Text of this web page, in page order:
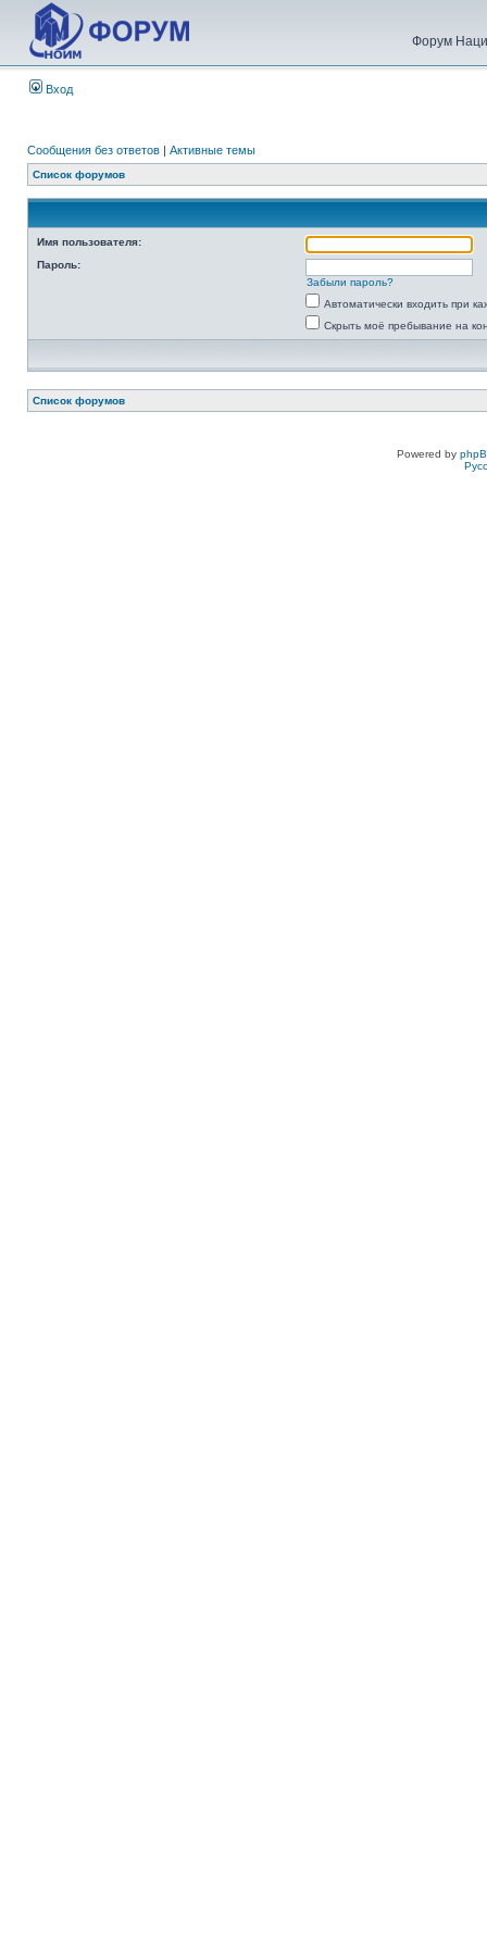
Форум
Вход
Сообщения без ответов | Активные темы
Список форумов
Имя пользователя:
Пароль:
Забыли пароль?
Автоматически входить при
Скрыть моё пребывание на
Список форумов
Powered by